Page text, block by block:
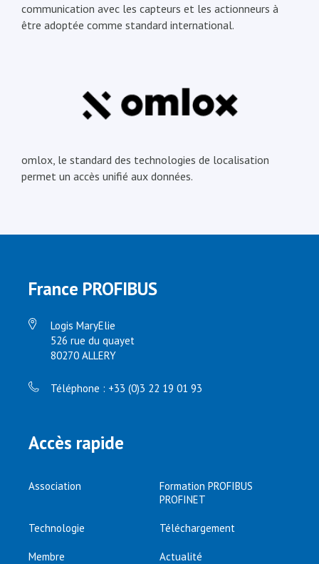
communication avec les capteurs et les actionneurs à
être adoptée comme standard international.
omlox, le standard des technologies de localisation
permet un accès unifié aux données.
France PROFIBUS
Logis MaryElie
526 rue du quayet
80270 ALLERY
Téléphone : +33 (0)3 22 19 01 93
Accès rapide
Association
Formation PROFIBUS
PROFINET
Technologie Téléchargement
Membre Actualité